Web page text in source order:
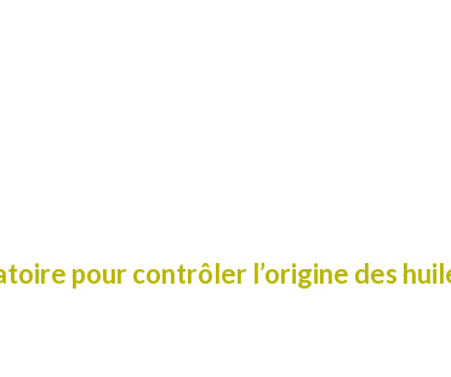
pour contrôler l’origine des